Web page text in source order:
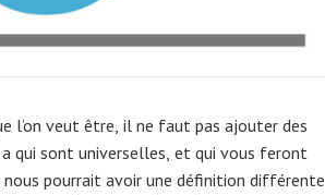
l’on veut être, il ne faut pas ajouter des
a qui sont universelles, et qui vous feront
nous pourrait avoir une définition différente